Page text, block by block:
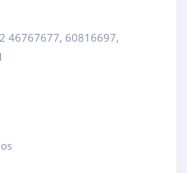
46767677, 60816697,